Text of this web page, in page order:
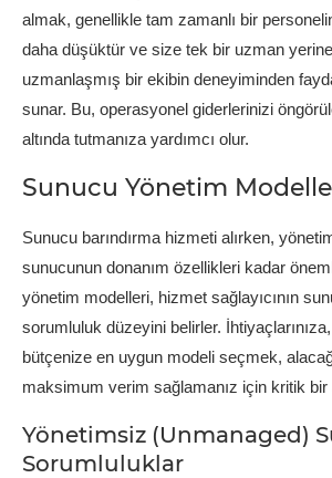
almak, genellikle tam zamanlı bir
daha düşüktür ve size tek bir uzman
uzmanlaşmış bir ekibin deneyiminden
sunar. Bu, operasyonel giderlerinizi
altında tutmanıza yardımcı olur.
Sunucu Yönetim
Sunucu barındırma hizmeti alırken,
sunucunun donanım özellikleri kadar
yönetim modelleri, hizmet sağlayıcının
sorumluluk düzeyini belirler.
bütçenize en uygun modeli seçmek,
maksimum verim sağlamanız için kritik bir
Yönetimsiz (Unmanaged)
Sorumluluklar